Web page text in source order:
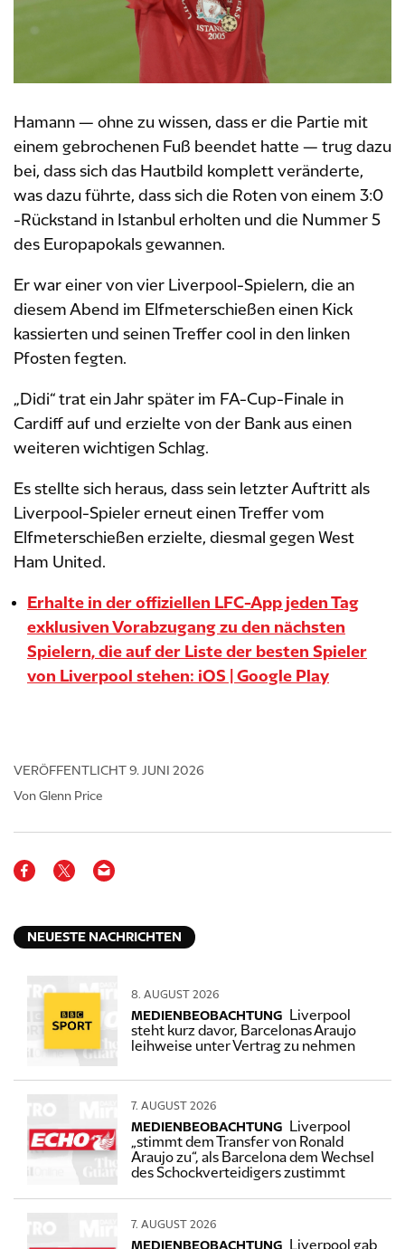
Hamann — ohne zu wissen, dass er die Partie mit
einem gebrochenen Fuß beendet hatte — trug dazu
bei, dass sich das Hautbild komplett veränderte,
was dazu führte, dass sich die Roten von einem 3:0
-Rückstand in Istanbul erholten und die Nummer 5
des Europapokals gewannen.
Er war einer von vier Liverpool-Spielern, die an
diesem Abend im Elfmeterschießen einen Kick
kassierten und seinen Treffer cool in den linken
Pfosten fegten.
„Didi“ trat ein Jahr später im FA-Cup-Finale in
Cardiff auf und erzielte von der Bank aus einen
weiteren wichtigen Schlag.
Es stellte sich heraus, dass sein letzter Auftritt als
Liverpool-Spieler erneut einen Treffer vom
Elfmeterschießen erzielte, diesmal gegen West
Ham United.
Erhalte in der offiziellen LFC-App jeden Tag
exklusiven Vorabzugang zu den nächsten
Spielern, die auf der Liste der besten Spieler
von Liverpool stehen: iOS | Google Play
VERÖFFENTLICHT 9. JUNI 2026
Von Glenn Price
NEUESTE NACHRICHTEN
8. AUGUST 2026
MEDIENBEOBACHTUNG
Liverpool
steht kurz davor, Barcelonas Araujo
leihweise unter Vertrag zu nehmen
7. AUGUST 2026
MEDIENBEOBACHTUNG
Liverpool
„stimmt dem Transfer von Ronald
Araujo zu“, als Barcelona dem Wechsel
des Schockverteidigers zustimmt
7. AUGUST 2026
MEDIENBEOBACHTUNG Liverpool gab